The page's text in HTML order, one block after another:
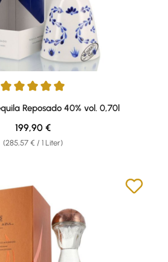
von 5 von 5 Sternen
Reposado 40% vol. 0,70l
(285,57 € / 1 Liter)
Regulärer Preis:
199,90 €